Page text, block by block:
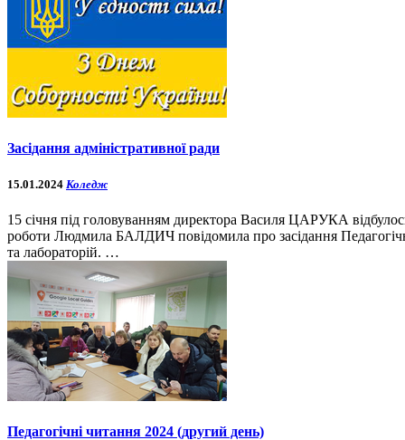
Засідання адміністративної ради
15.01.2024 Коледж
15 січня під головуванням директора Василя ЦАРУКА
роботи Людмила БАЛДИЧ повідомила про засідання
та лабораторій. …
Педагогічні читання 2024 (другий день)